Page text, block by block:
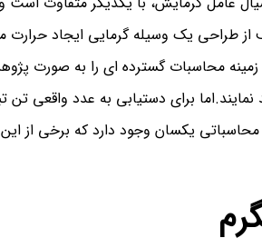
از طراحی یک وسیله گرمایی ایجاد حرارت
محاسبات گسترده ای را به صورت
نمایند.اما برای دستیابی به عدد واقعی
یکسان وجود دارد که برخی از این